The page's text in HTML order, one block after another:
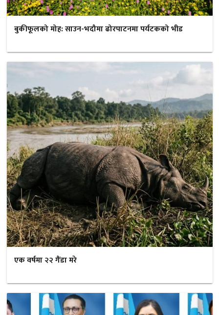
बुकीफूलको मोह: साउन-भदौमा ढोरपाटनमा पर्यटकको भीड
एक वर्षमा २२ गैंडा मरे